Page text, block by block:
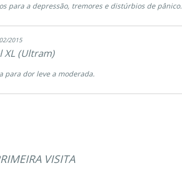
para a depressão, tremores e distúrbios de pânico.
2015
XL (Ultram)
para dor leve a moderada.
VISITA